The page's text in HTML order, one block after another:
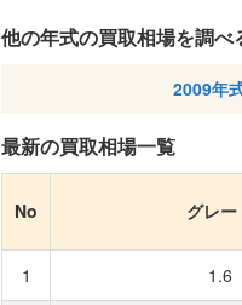
他の年式の買取相場を調べ
2009年
最新の買取相場一覧
No グレー
1 1.6